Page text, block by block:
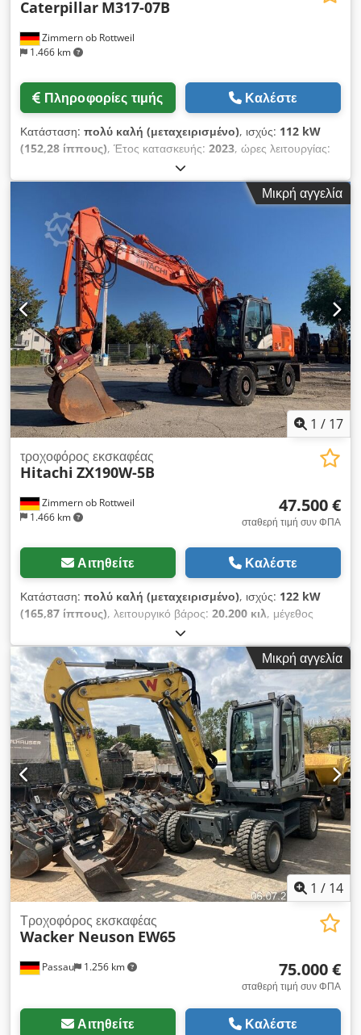
Zimmern ob Rottweil
1.466 km
Caterpillar M317-07B
Πληροφορίες τιμής Καλέστε
Κατάσταση: πολύ καλή (μεταχειρισμένο), ισχύς: 112 kW
(152,28 ίππους), Έτος κατασκευής: 2023, ώρες λειτουργίας:
καμπίνα, κλιματισμός
M317-07B Έτος κατασκευής: 2023 Ώρες λειτουργίας: 2.198
ώρες Κλειστή καμπίνα Κλιματισμός Ράδιο Κάμερα
οπισθοπορείας και πλευρική κάμερα Μεταβλητός βραχίονας
Βραχίονας: 2,50μ Πλήρης σωλήνωση (για σφυρί, γρίπ, ψαλίδι)
Chodsyi Tp Nepfx Ahija Γρήγορος σύνδεσμος OQ70/55 1 x
κάδος Κεντρικό σύστημα λίπανσης Διαστάσεις ελαστικών:
10.00-20 περίπου 40% απομένει Υποστήριξη με λεπίδα
Κινητήρας με 112kW CE Λειτουργικό βάρος: 18,4 τόνους
Μικρή αγγελία
1 / 17
Zimmern ob Rottweil
1.466 km
τροχοφόρος εκσκαφέας
Hitachi ZX190W-5B
47.500 €
σταθερή τιμή συν ΦΠΑ
Αιτηθείτε Καλέστε
Κατάσταση: πολύ καλή (μεταχειρισμένο), ισχύς: 122 kW
(165,87 ίππους), λειτουργικό βάρος: 20.200 κιλ, μέγεθος
, κατάσταση ελαστικών:
Έτος κατασκευής:2015, ώρες λειτουργίας:9.051 h,
Εξοπλισμός:κλιματισμός, Hitachi ZX190W-5B Έτος
κατασκευής 2015 Ώρες λειτουργίας 9.051 Κλειστή καμπίνα
Κλιματισμός Ραδιόφωνο Κάμερα οπισθοπορείας Ρυθμιζόμενο
βραχίονα Βραχίονας: 2,40 μ. Πλήρες σετ υδραυλικών
σωληνώσεων (για σφυρί, λαβίδα, ψαλίδι) Σύστημα γρήγορης
αλλαγής εξαρτημάτων OQ70/55 Csdpfx Aszqu I Ushisha
Κεντρικό σύστημα λίπανσης Κάδος - πλάτος 700 χιλ. Μέγεθος
ελαστικών: 10.00-20, διαθέσιμη διάβρωση περίπου 30%
Στήριγμα ασπίδας Κινητήρας 122kW CE Λειτουργικό βάρος:
20,2 τόνοι.
Μικρή αγγελία
1 / 14
Passau 1.256 km
Τροχοφόρος εκσκαφέας
Wacker Neuson EW65
75.000 €
σταθερή τιμή συν ΦΠΑ
Αιτηθείτε Καλέστε